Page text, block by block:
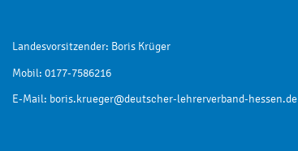
Landesvorsitzender: Boris Krüger
Mobil: 0177-7586216
E-Mail: boris.krueger@deutscher-lehrerverband-hessen.de